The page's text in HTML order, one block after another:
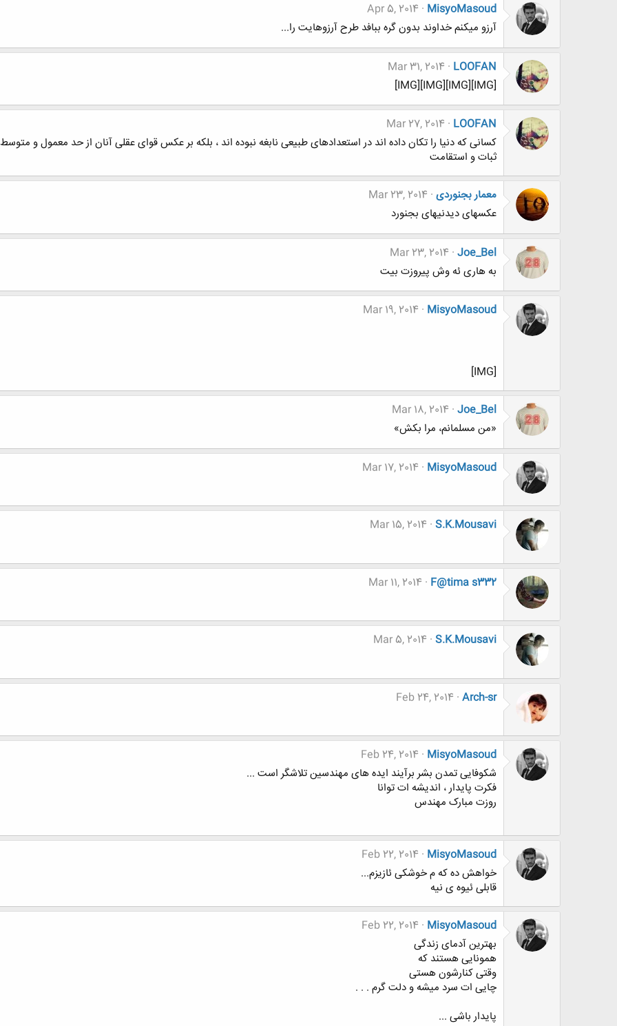
MisyoMasoud
Apr 5, 2014
آرزو میکنم خداوند بدون گره ببافد طرح آرزوهایت را...
LOOFAN
Mar 31, 2014
[IMG][IMG][IMG][IMG]
LOOFAN
Mar 27, 2014
کسانی که دنیا را تکان داده اند در استعدادهای طبیعی نابغه نبوده اند ، بلکه بر عکس قوای عقلی آنان از حد معمول و
ثبات و استقامت
معمار بجنوردی Mar 23, 2014
عکسهای دیدنیهای بجنورد
Joe_Bel
Mar 23, 2014
به هاری ئه وش پیروزت بیت
MisyoMasoud
Mar 19, 2014
[IMG]
Joe_Bel
Mar 18, 2014
«من مسلمانم، مرا بکش»
MisyoMasoud
Mar 17, 2014
S.K.Mousavi
Mar 15, 2014
F@tima s332
Mar 11, 2014
S.K.Mousavi
Mar 5, 2014
Arch-sr
Feb 24, 2014
MisyoMasoud
Feb 24, 2014
شکوفایی تمدن بشر برآیند ایده های مهندسین تلاشگر است ...
فکرت پایدار ، اندیشه ات توانا
روزت مبارک مهندس
MisyoMasoud
Feb 22, 2014
خواهش ده که م خوشکی ئازیزم...
قابلی ئیوه ی نیه
MisyoMasoud
Feb 22, 2014
بهترین آدمای زندگی
همونایی هستند که
وقتی کنارشون هستی
چایی ات سرد میشه و دلت گرم . . .
پایدار باشی ...